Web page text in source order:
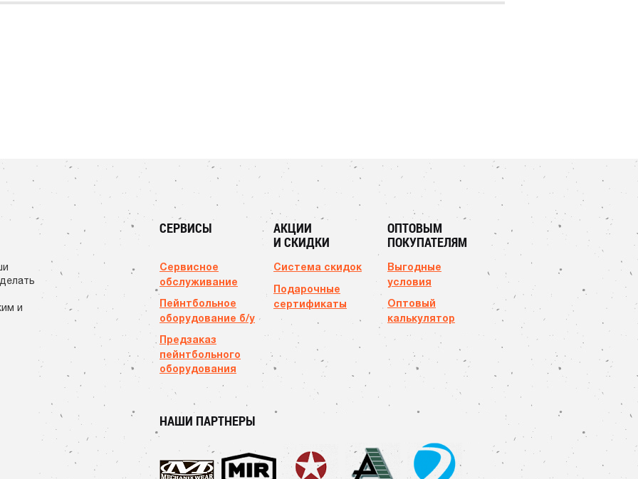
СЕРВИСЫ
Сервисное
обслуживание
Пейнтбольное
оборудование б/у
Предзаказ
пейнтбольного
оборудования
АКЦИИ
И СКИДКИ
Система скидок
Подарочные
сертификаты
ОПТОВЫМ
ПОКУПАТЕЛЯМ
Выгодные
условия
Оптовый
калькулятор
и
НАШИ ПАРТНЕРЫ